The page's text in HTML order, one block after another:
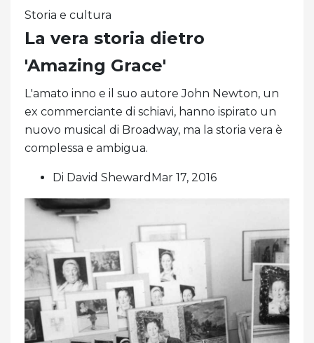
Storia e cultura
La vera storia dietro
'Amazing Grace'
L'amato inno e il suo autore John Newton, un
ex commerciante di schiavi, hanno ispirato un
nuovo musical di Broadway, ma la storia vera è
complessa e ambigua.
Di David ShewardMar 17, 2016